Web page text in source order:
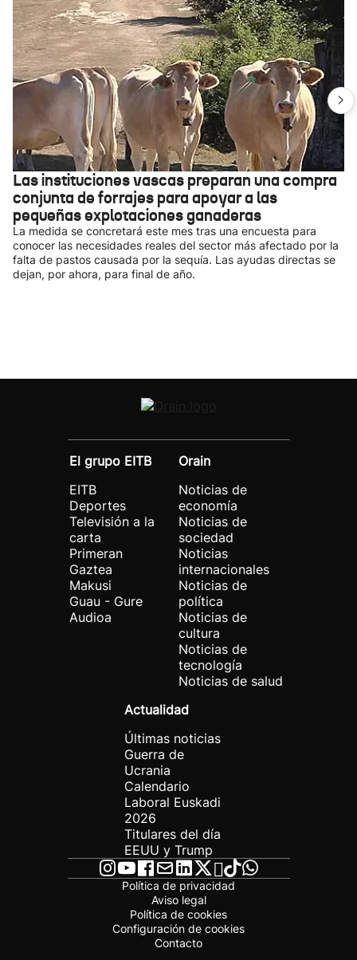
Las instituciones vascas preparan una compra
conjunta de forrajes para apoyar a las
pequeñas explotaciones ganaderas
La medida se concretará este mes tras una encuesta para
conocer las necesidades reales del sector más afectado por la
falta de pastos causada por la sequía. Las ayudas directas se
dejan, por ahora, para final de año.
El grupo EITB
EITB
Deportes
Televisión a la
carta
Primeran
Gaztea
Makusi
Guau - Gure
Audioa
Orain
Noticias de
economía
Noticias de
sociedad
Noticias
internacionales
Noticias de
política
Noticias de
cultura
Noticias de
tecnología
Noticias de salud
Actualidad
Últimas noticias
Guerra de
Ucrania
Calendario
Laboral Euskadi
2026
Titulares del día
EEUU y Trump
Política de privacidad
Aviso legal
Política de cookies
Configuración de cookies
Contacto